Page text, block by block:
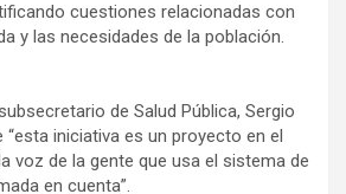
cuestiones relacionadas con
y las necesidades de la población.
de Salud Pública, Sergio
iniciativa es un proyecto en el
voz de la gente que usa el sistema de
en cuenta”.